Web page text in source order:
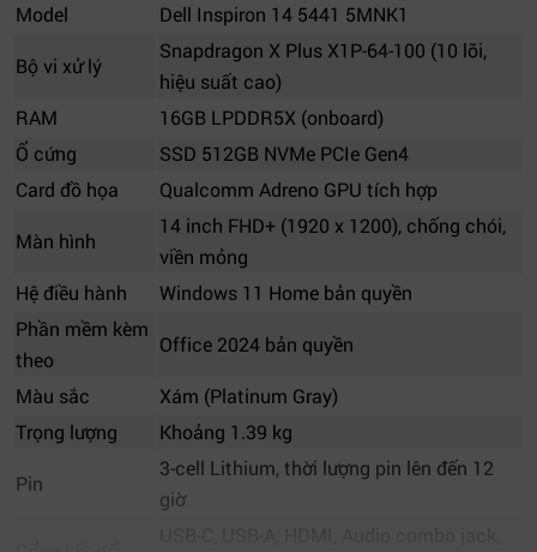
Model
Dell Inspiron 14 5441 5MNK1
Bộ vi xử lý
Snapdragon X Plus X1P-64-100 (10 lõi,
hiệu suất cao)
RAM
16GB LPDDR5X (onboard)
Ổ cứng
SSD 512GB NVMe PCIe Gen4
Card đồ họa
Qualcomm Adreno GPU tích hợp
Màn hình
14 inch FHD+ (1920 x 1200), chống chói,
viền mỏng
Hệ điều hành
Windows 11 Home bản quyền
Phần mềm kèm
theo
Office 2024 bản quyền
Màu sắc
Xám (Platinum Gray)
Trọng lượng
Khoảng 1.39 kg
Pin
3-cell Lithium, thời lượng pin lên đến 12
giờ